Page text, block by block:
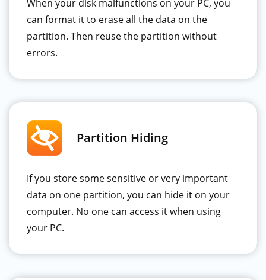
When your disk malfunctions on your PC, you
can format it to erase all the data on the
partition. Then reuse the partition without
errors.
Partition Hiding
If you store some sensitive or very important
data on one partition, you can hide it on your
computer. No one can access it when using
your PC.